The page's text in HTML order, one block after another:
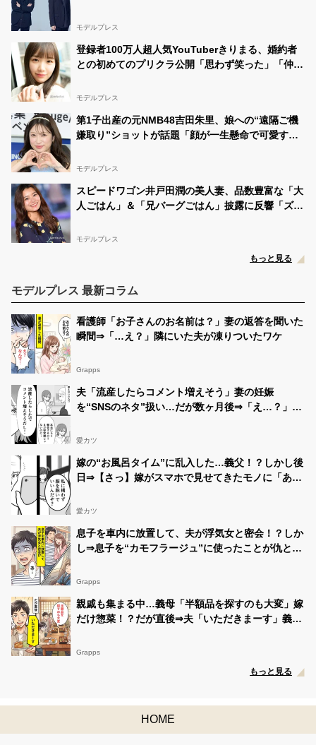
モデルプレス
登録者100万人超人気YouTuberきりまる、婚約者
との初めてのプリクラ公開「思わず笑った」「仲良
モデルプレス
第1子出産の元NMB48吉田朱里、娘への“遠隔ご機
嫌取り”ショットが話題「顔が一生懸命で可愛すぎ
モデルプレス
スピードワゴン井戸田潤の美人妻、品数豊富な「大
人ごはん」＆「兄バーグごはん」披露に反響「ズラ
モデルプレス
もっと見る
モデルプレス 最新コラム
看護師「お子さんのお名前は？」妻の返答を聞いた
瞬間⇒「…え？」隣にいた夫が凍りついたワケ
Grapps
夫「流産したらコメント増えそう」妻の妊娠
を“SNSのネタ”扱い…だが数ヶ月後⇒「え…？」夫
愛カツ
嫁の“お風呂タイム”に乱入した…義父！？しかし後
日⇒【さっ】嫁がスマホで見せてきたモノに「あ
愛カツ
息子を車内に放置して、夫が浮気女と密会！？しか
し⇒息子を“カモフラージュ”に使ったことが仇とな
Grapps
親戚も集まる中…義母「半額品を探すのも大変」嫁
だけ惣菜！？だが直後⇒夫「いただきまーす」義母
Grapps
もっと見る
HOME